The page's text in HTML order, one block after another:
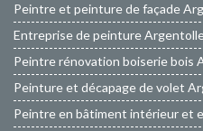
Peintre et peinture de façade
Entreprise de peinture
Peintre rénovation boiserie bois
Peinture et décapage de volet
Peintre en bâtiment intérieur et